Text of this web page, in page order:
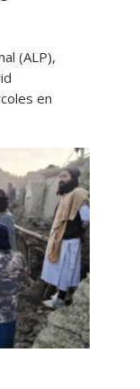
(ALP),
en